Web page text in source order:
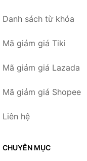
Danh sách từ khóa
Mã giảm giá Tiki
Mã giảm giá Lazada
Mã giảm giá Shopee
Liên hệ
CHUYÊN MỤC